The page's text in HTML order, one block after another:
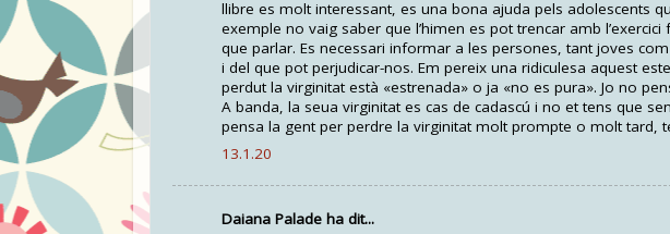
llibre es molt interessant, es una bona ajuda pels adolescents
exemple no vaig saber que l’himen es pot trencar amb
que parlar. Es necessari informar a les persones, tant joves
i del que pot perjudicar-nos. Em pereix una ridiculesa aquest
perdut la virginitat està «estrenada» o ja «no es pura». Jo no
A banda, la seua virginitat es cas de cadascú i no et tens que
pensa la gent per perdre la virginitat molt prompte o molt tard,
13.1.20
Daiana Palade ha dit...